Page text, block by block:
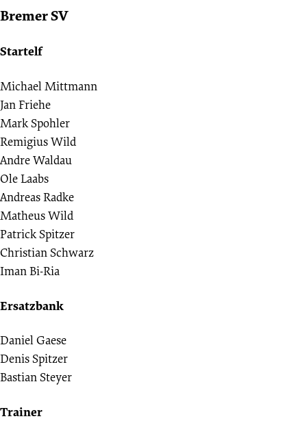
Bremer SV
Startelf
Michael Mittmann
Jan Friehe
Mark Spohler
Remigius Wild
Andre Waldau
Ole Laabs
Andreas Radke
Matheus Wild
Patrick Spitzer
Christian Schwarz
Iman Bi-Ria
Ersatzbank
Daniel Gaese
Denis Spitzer
Bastian Steyer
Trainer